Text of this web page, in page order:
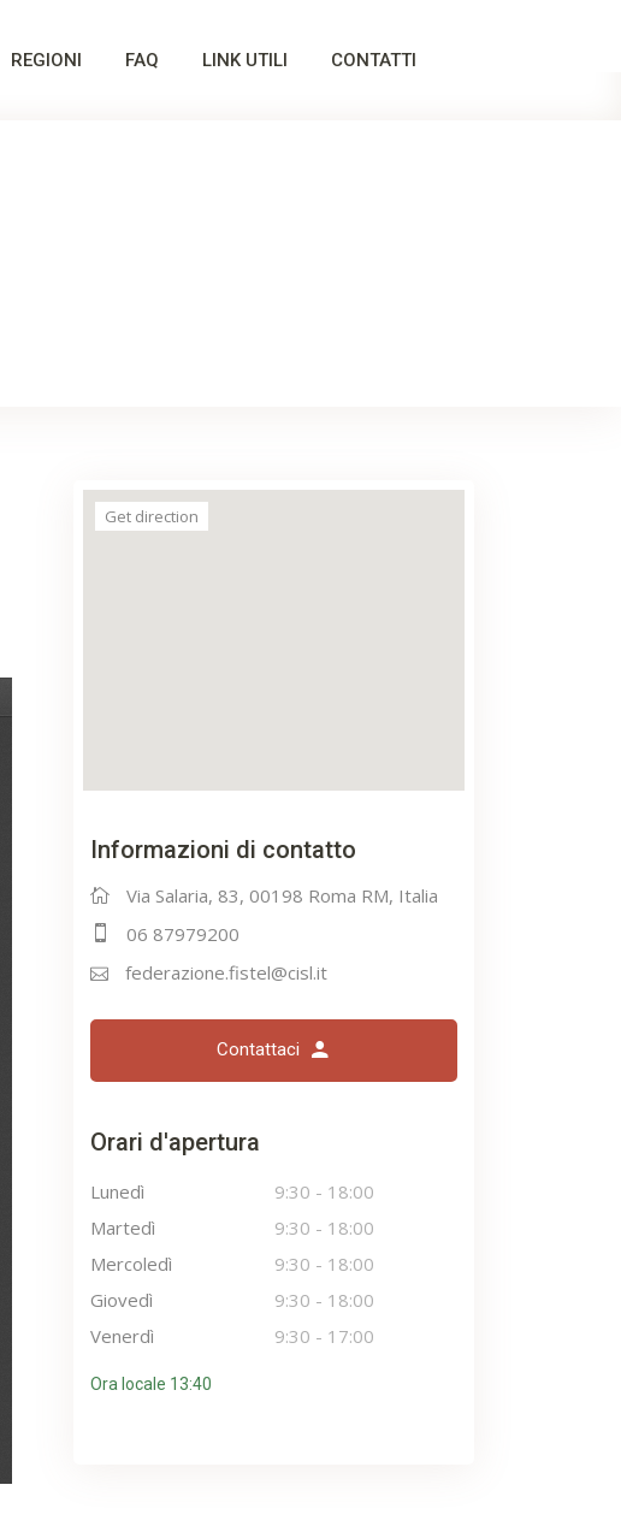
REGIONI FAQ LINK UTILI CONTATTI
Get direction
Informazioni di contatto
Via Salaria, 83, 00198 Roma RM, Italia
06 87979200
federazione.fistel@cisl.it
Contattaci
Orari d'apertura
Lunedì 9:30 - 18:00
Martedì
9:30 - 18:00
Mercoledì
9:30 - 18:00
Giovedì
9:30 - 18:00
Venerdì
9:30 - 17:00
Ora locale 13:40